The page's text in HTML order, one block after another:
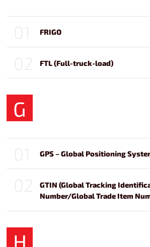
01 FRIGO
02 FTL (Full-truck-load)
G
01 GPS – Global Positioning
02
GTIN (Global Tracking
Number/Global Trade Item
H